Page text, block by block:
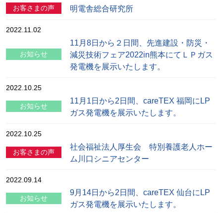
お客さまの声
明電舎総合研究所
2022.11.02
お知らせ
11月8日から２日間、先進建設・防災・
減災技術フェア2022in熊本にてＬＰガス
発電機を展示いたします。
2022.10.25
お知らせ
11月1日から2日間、careTEX 福岡にLP
ガス発電機を展示いたします。
2022.10.25
お客さまの声
社会福祉法人厚生会 特別養護老人ホー
ム川口シニアセンター
2022.09.14
お知らせ
9月14日から2日間、careTEX 仙台にLP
ガス発電機を展示いたします。